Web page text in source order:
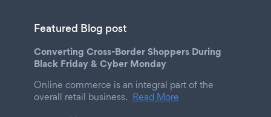
Featured Blog post
Converting Cross-Border Shoppers During
Black Friday & Cyber Monday
Online commerce is an integral part of the
overall retail business. Read More